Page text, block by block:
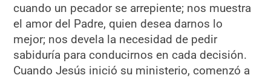
cuando un pecador se arrepiente; nos muestra
el amor del Padre, quien desea darnos lo
mejor; nos devela la necesidad de pedir
sabiduría para conducirnos en cada decisión.
Cuando Jesús inició su ministerio, comenzó a